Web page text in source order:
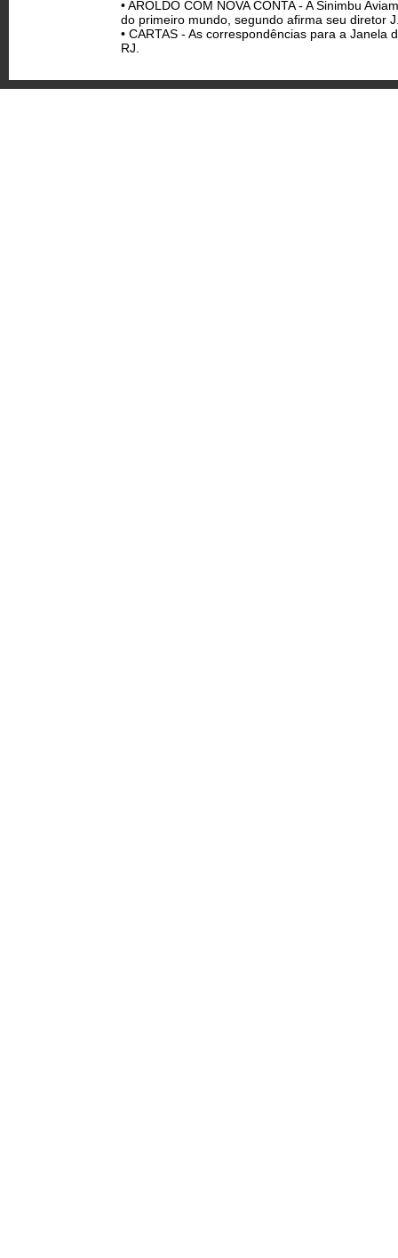
• AROLDO COM NOVA CONTA - A Sinimbu
do primeiro mundo, segundo afirma seu diretor
• CARTAS - As correspondências para a
RJ.